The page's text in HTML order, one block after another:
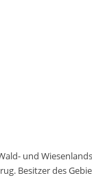
und
Besitzer des